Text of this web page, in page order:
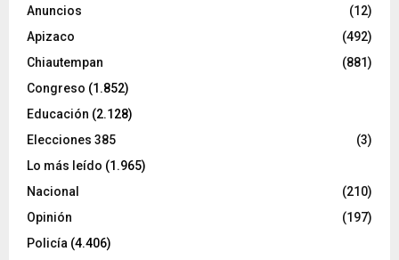
Anuncios
(12)
Apizaco
(492)
Chiautempan
(881)
Congreso (1.852)
Educación (2.128)
Elecciones 385
(3)
Lo más leído (1.965)
Nacional
(210)
Opinión
(197)
Policía (4.406)